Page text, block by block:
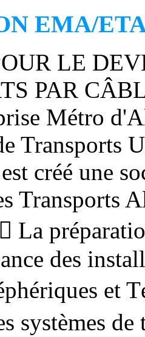
EMA/
LE
PAR
Métro
Transports
créé une
Transports
La
des
et
systèmes